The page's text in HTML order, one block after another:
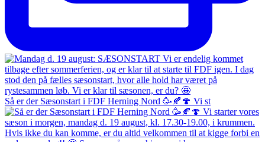
Så er der Sæsonstart i FDF Herning Nord 🥳🍂🍄 Vi st